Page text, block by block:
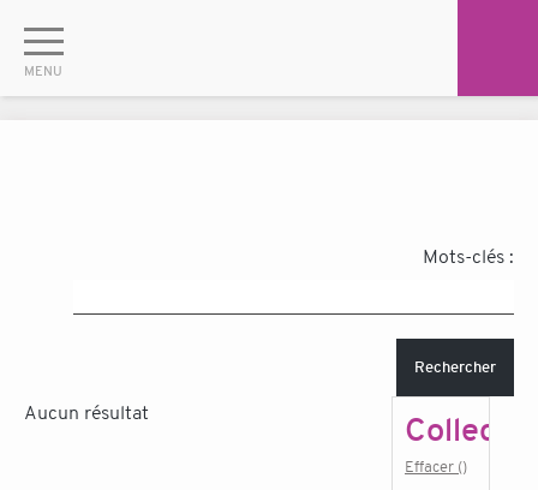
Mots-clés :
Rechercher
Aucun résultat
Effacer ()